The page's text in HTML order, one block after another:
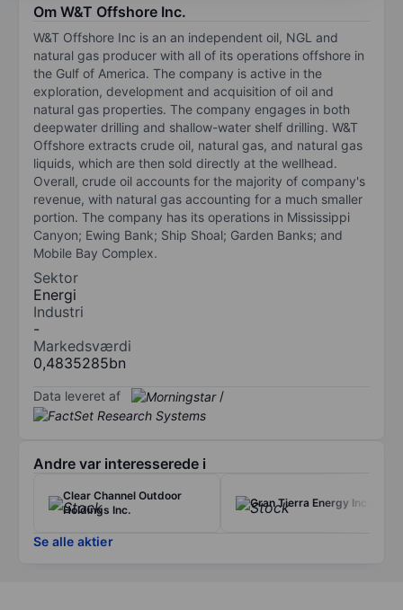
Om W&T Offshore Inc.
W&T Offshore Inc is an an independent oil, NGL and
natural gas producer with all of its operations offshore in
the Gulf of America. The company is active in the
exploration, development and acquisition of oil and
natural gas properties. The company engages in both
deepwater drilling and shallow-water shelf drilling. W&T
Offshore extracts crude oil, natural gas, and natural gas
liquids, which are then sold directly at the wellhead.
Overall, crude oil accounts for the majority of company's
revenue, with natural gas accounting for a much smaller
portion. The company has its operations in Mississippi
Canyon; Ewing Bank; Ship Shoal; Garden Banks; and
Mobile Bay Complex.
Sektor
Energi
Industri
-
Markedsværdi
0,4835285bn
Data leveret af /
Andre var interesserede i
Clear Channel Outdoor
Holdings Inc.
Gran Tierra Energy Inc.
Se alle aktier